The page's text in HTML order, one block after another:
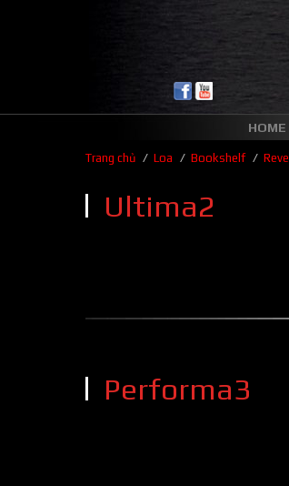
HOME
Trang chủ / Loa / Bookshelf / Revel
Ultima2
Performa3